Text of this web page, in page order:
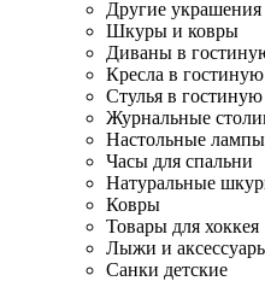
Другие украшения
Шкуры и ковры
Диваны в
Кресла в гостиную
Стулья в гостиную
Журнальные
Настольные
Часы для спальни
Натуральные
Ковры
Товары для хоккея
Лыжи и
Санки детские